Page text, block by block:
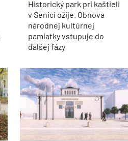
Historický park pri kaštieli
v Senici ožije. Obnova
národnej kultúrnej
pamiatky vstupuje do
ďalšej fázy